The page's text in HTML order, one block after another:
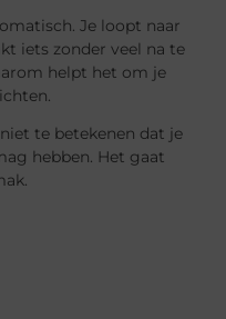
Je loopt naar
iets zonder veel na te
helpt het om je
te betekenen dat je
hebben. Het gaat